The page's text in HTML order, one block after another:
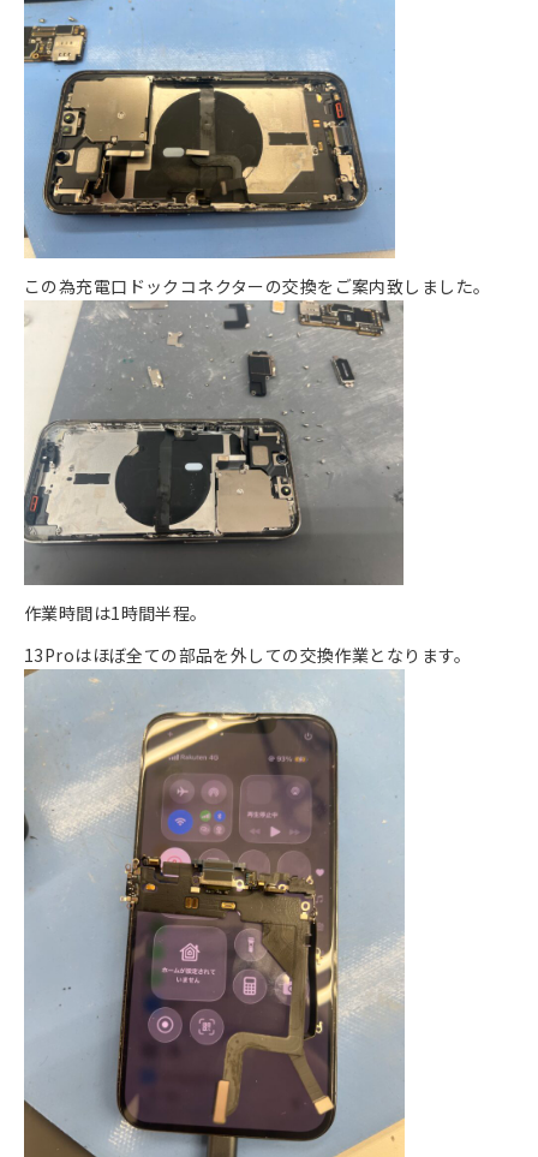
この為充電口ドックコネクターの交換をご案内致しました。
作業時間は1時間半程。
13Proはほぼ全ての部品を外しての交換作業となります。